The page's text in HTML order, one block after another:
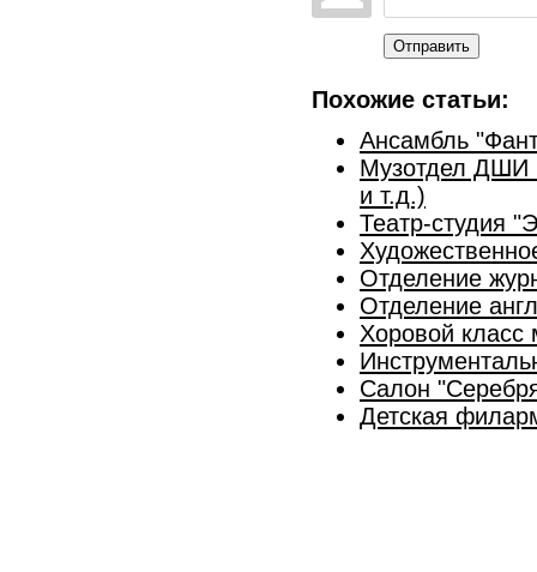
Отправить
Похожие статьи:
Ансамбль
Музотдел ДШИ
и т.д.)
Театр-студия
Отделение
Отделение
Хоровой
Салон
Детская